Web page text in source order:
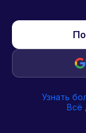
Узнать
Всё